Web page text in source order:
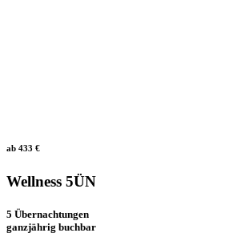
ab 433 €
Wellness 5ÜN
5 Übernachtungen
ganzjährig buchbar